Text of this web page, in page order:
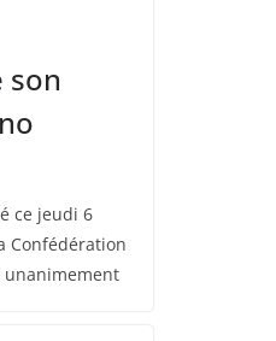
son
ce jeudi 6
Confédération
unanimement